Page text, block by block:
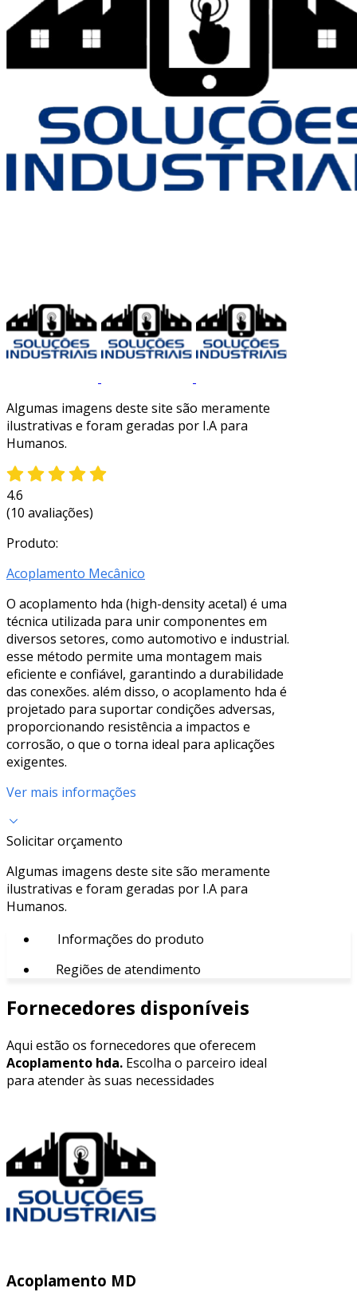
Algumas imagens deste site são meramente
ilustrativas e foram geradas por I.A para
Humanos.
4.6
(10 avaliações)
Produto:
Acoplamento Mecânico
O acoplamento hda (high-density acetal) é uma
técnica utilizada para unir componentes em
diversos setores, como automotivo e industrial.
esse método permite uma montagem mais
eficiente e confiável, garantindo a durabilidade
das conexões. além disso, o acoplamento hda é
projetado para suportar condições adversas,
proporcionando resistência a impactos e
corrosão, o que o torna ideal para aplicações
exigentes.
Ver mais informações
Solicitar orçamento
Algumas imagens deste site são meramente
ilustrativas e foram geradas por I.A para
Humanos.
Informações do produto
Regiões de atendimento
Fornecedores disponíveis
Aqui estão os fornecedores que oferecem
Acoplamento hda. Escolha o parceiro ideal
para atender às suas necessidades
Acoplamento MD